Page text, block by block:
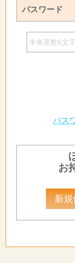
パスワード
パス
お
新規